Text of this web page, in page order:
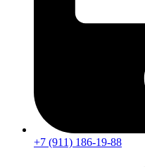
+7 (911) 186-19-88